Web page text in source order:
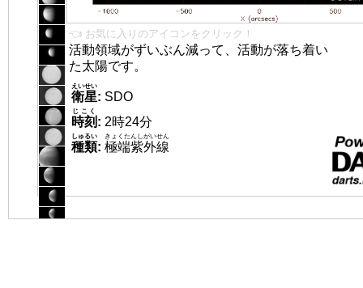
👈 お気に入りのアイコンをクリック！
活動領域がずいぶん減って、活動が落ち着い
た太陽です。
衛星
えいせい
: SDO
時刻
じこく
: 2時24分
種類
しゅるい
: 極端紫外線
きょくたんしがいせん